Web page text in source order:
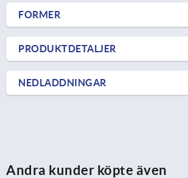
FORMER
PRODUKTDETALJER
NEDLADDNINGAR
Andra kunder köpte även